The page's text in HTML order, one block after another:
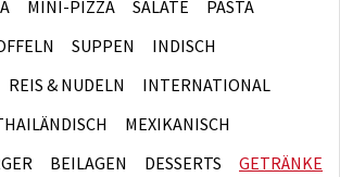
MINI-PIZZA SALATE
PASTA
SUPPEN
INDISCH
REIS & NUDELN
INTERNATIONAL
MEXIKANISCH
BEILAGEN DESSERTS
GETRÄNKE